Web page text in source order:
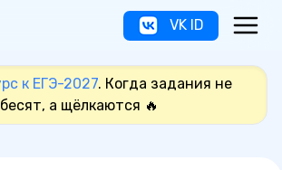
VK ID
к ЕГЭ-2027. Когда задания не
бесят, а щёлкаются 🔥